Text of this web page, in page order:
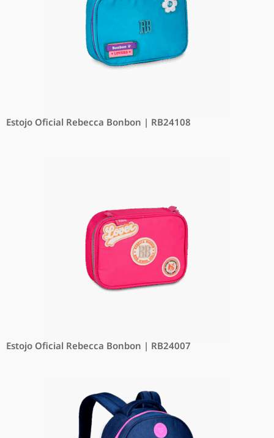
Estojo Oficial Rebecca Bonbon | RB24108
Estojo Oficial Rebecca Bonbon | RB24007